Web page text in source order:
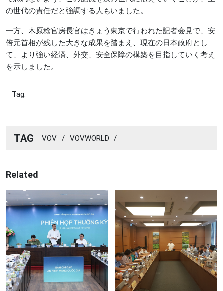
の世代の責任だと強調する人もいました。
一方、木原稔官房長官はきょう東京で行われた記者会見で、安
倍元首相が残した大きな成果を踏まえ、現在の日本政府とし
て、より強い経済、外交、安全保障の構築を目指していく考え
を示しました。
Tag:
TAG VOV / VOVWORLD /
Related